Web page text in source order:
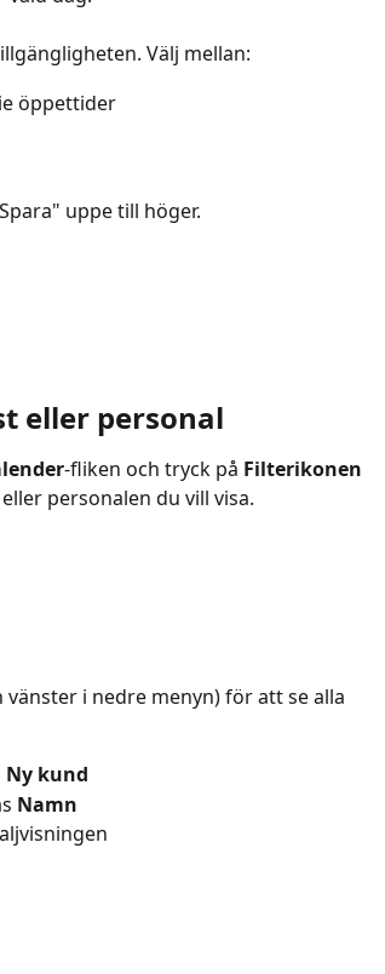
Välj mellan:
öppettider
uppe till höger.
eller personal
-fliken och tryck på Filterikonen
personalen du vill visa.
i nedre menyn) för att se alla
Ny kund
Namn